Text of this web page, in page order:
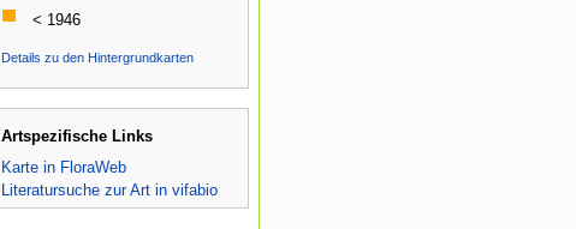
< 1946
Details zu den Hintergrundkarten
Artspezifische Links
Karte in FloraWeb
Literatursuche zur Art in vifabio